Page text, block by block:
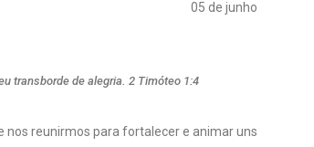
05 de junho
transborde de alegria. 2 Timóteo 1:4
reunirmos para fortalecer e animar uns